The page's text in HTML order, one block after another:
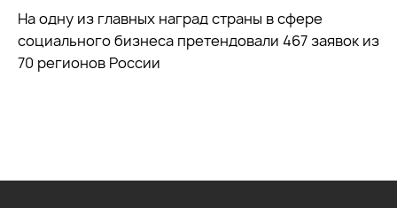
На одну из главных наград страны в сфере
социального бизнеса претендовали 467 заявок из
70 регионов России